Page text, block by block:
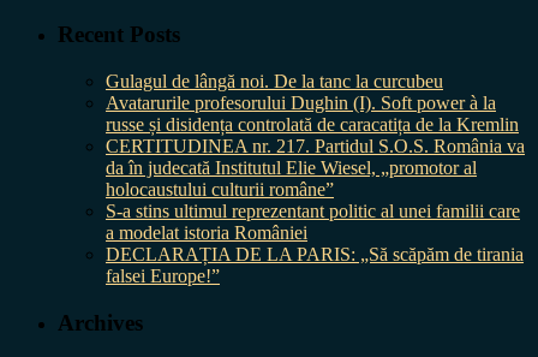
Recent Posts
Gulagul de lângă noi. De la tanc la curcubeu
Avatarurile profesorului Dughin (I). Soft power à la
russe și disidența controlată de caracatița de la Kremlin
CERTITUDINEA nr. 217. Partidul S.O.S. România va
da în judecată Institutul Elie Wiesel, „promotor al
holocaustului culturii române”
S-a stins ultimul reprezentant politic al unei familii care
a modelat istoria României
DECLARAȚIA DE LA PARIS: „Să scăpăm de tirania
falsei Europe!”
Archives